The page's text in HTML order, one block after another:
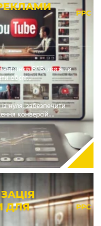
PPC
B2B, досягти
обсяг...
нуля, забезпечити
конверсій,...
ДЛЯ
PPC